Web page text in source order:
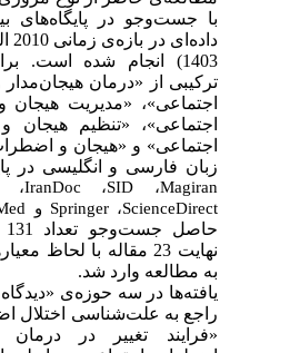
با جست‌و‌جو در پایگاه‌های‌
1403) انجام شده است.
ترکیبی از «درمان هیجان‌مدار
اجتماعی»، «مدیریت هیجان
اجتماعی»، «تنظیم هیجان و
اجتماعی» و «هیجان و
زبان فارسی و انگلیسی در
Magiran، SID، IranDoc،
ScienceDirect،Springerو
حاصل
نهایت 23 مقاله با لحاظ
به مطالعه وارد شد.
یافته‌ها در سه حوزه‌ی « دیدگاه
راجع به علت‌شناسی اختلال
«فرایند تغییر در درمان